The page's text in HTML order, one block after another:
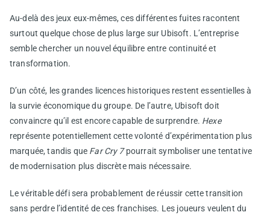
Au-delà des jeux eux-mêmes, ces différentes fuites racontent
surtout quelque chose de plus large sur Ubisoft. L’entreprise
semble chercher un nouvel équilibre entre continuité et
transformation.
D’un côté, les grandes licences historiques restent essentielles à
la survie économique du groupe. De l’autre, Ubisoft doit
convaincre qu’il est encore capable de surprendre. Hexe
représente potentiellement cette volonté d’expérimentation plus
marquée, tandis que Far Cry 7pourrait symboliser une tentative
de modernisation plus discrète mais nécessaire.
Le véritable défi sera probablement de réussir cette transition
sans perdre l’identité de ces franchises. Les joueurs veulent du